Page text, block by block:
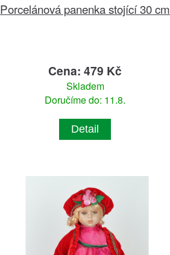
Porcelánová panenka stojící 30 cm
Cena: 479 Kč
Skladem
Doručíme do: 11.8.
Detail